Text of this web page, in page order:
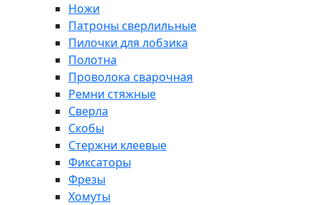
Ножи
Патроны сверлильные
Пилочки для лобзика
Полотна
Проволока сварочная
Ремни стяжные
Сверла
Скобы
Стержни клеевые
Фиксаторы
Фрезы
Хомуты